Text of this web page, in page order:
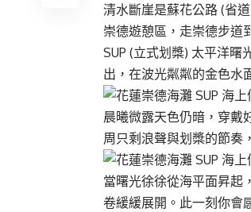
清水斷崖是蘇花公路 (省
崇德遊憩區，走崇德步道
SUP (立式划槳) 太平洋曙
出，在波光粼粼的金色水
晨曦微露天色仍暗，穿戴
周只剩浪聲與划槳的節奏
當曙光徐徐從海平面昇起
卷緩緩展開。此一刻你會